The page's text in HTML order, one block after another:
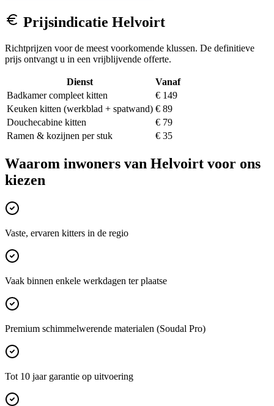
Prijsindicatie Helvoirt
Richtprijzen voor de meest voorkomende klussen. De definitieve
prijs ontvangt u in een vrijblijvende offerte.
Dienst
Vanaf
Badkamer compleet kitten
€ 149
Keuken kitten (werkblad + spatwand) € 89
Douchecabine kitten
€ 79
Ramen & kozijnen per stuk
€ 35
Waarom inwoners van Helvoirt voor ons
kiezen
Vaste, ervaren kitters in de regio
Vaak binnen enkele werkdagen ter plaatse
Premium schimmelwerende materialen (Soudal Pro)
Tot 10 jaar garantie op uitvoering